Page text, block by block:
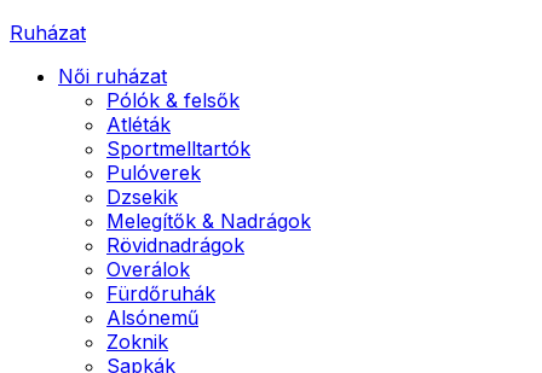
Ruházat
Női ruházat
Pólók & felsők
Atléták
Sportmelltartók
Pulóverek
Dzsekik
Melegítők & Nadrágok
Rövidnadrágok
Overálok
Fürdőruhák
Alsónemű
Zoknik
Sapkák